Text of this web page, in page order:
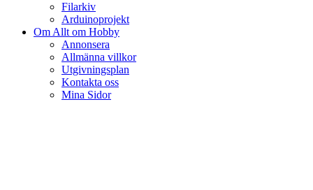
Filarkiv
Arduinoprojekt
Om Allt om Hobby
Annonsera
Allmänna villkor
Utgivningsplan
Kontakta oss
Mina Sidor